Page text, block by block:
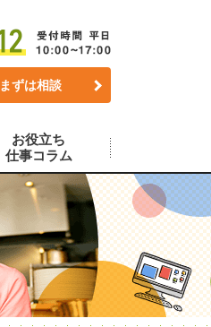
まずは相談
お役立ち
仕事コラム